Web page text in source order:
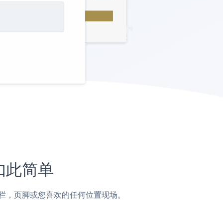
简单
页脚或您喜欢的任何位置现场。